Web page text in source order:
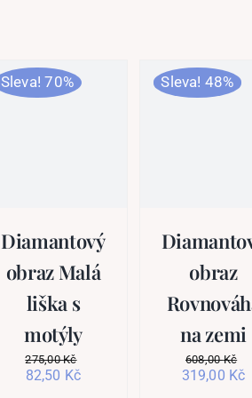
Sleva! 70%
Diamantový
obraz Malá
liška s
motýly
275,00Kč
Původní
82,50 KčAktuální
Sleva! 48%
obraz
na zemi
608,00Kč
Původní
319,00 Kč